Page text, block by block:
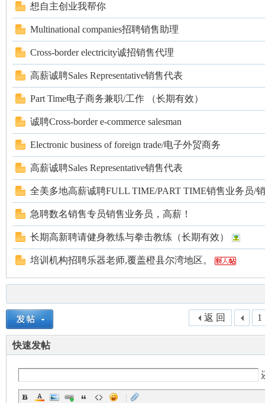
想自主创业我帮你
Multinational companies招聘销售助理
Cross-border electricity诚招销售代理
高薪诚聘Sales Representative销售代表
Part Time电子商务兼职/工作 （长期有效）
诚聘Cross-border e-commerce salesman
Electronic business of foreign trade/电子外贸商务
高薪诚聘Sales Representative销售代表
全美多地高薪诚聘FULL TIME/PART TIME销售业务员/
急聘数名销售专员销售业务员，高薪！
长期高新聘请健身教练与拳击教练（长期有效）
培训机构招聘乐器老师,覆盖橙县尔湾地区。
1
返 回
快速发帖
|